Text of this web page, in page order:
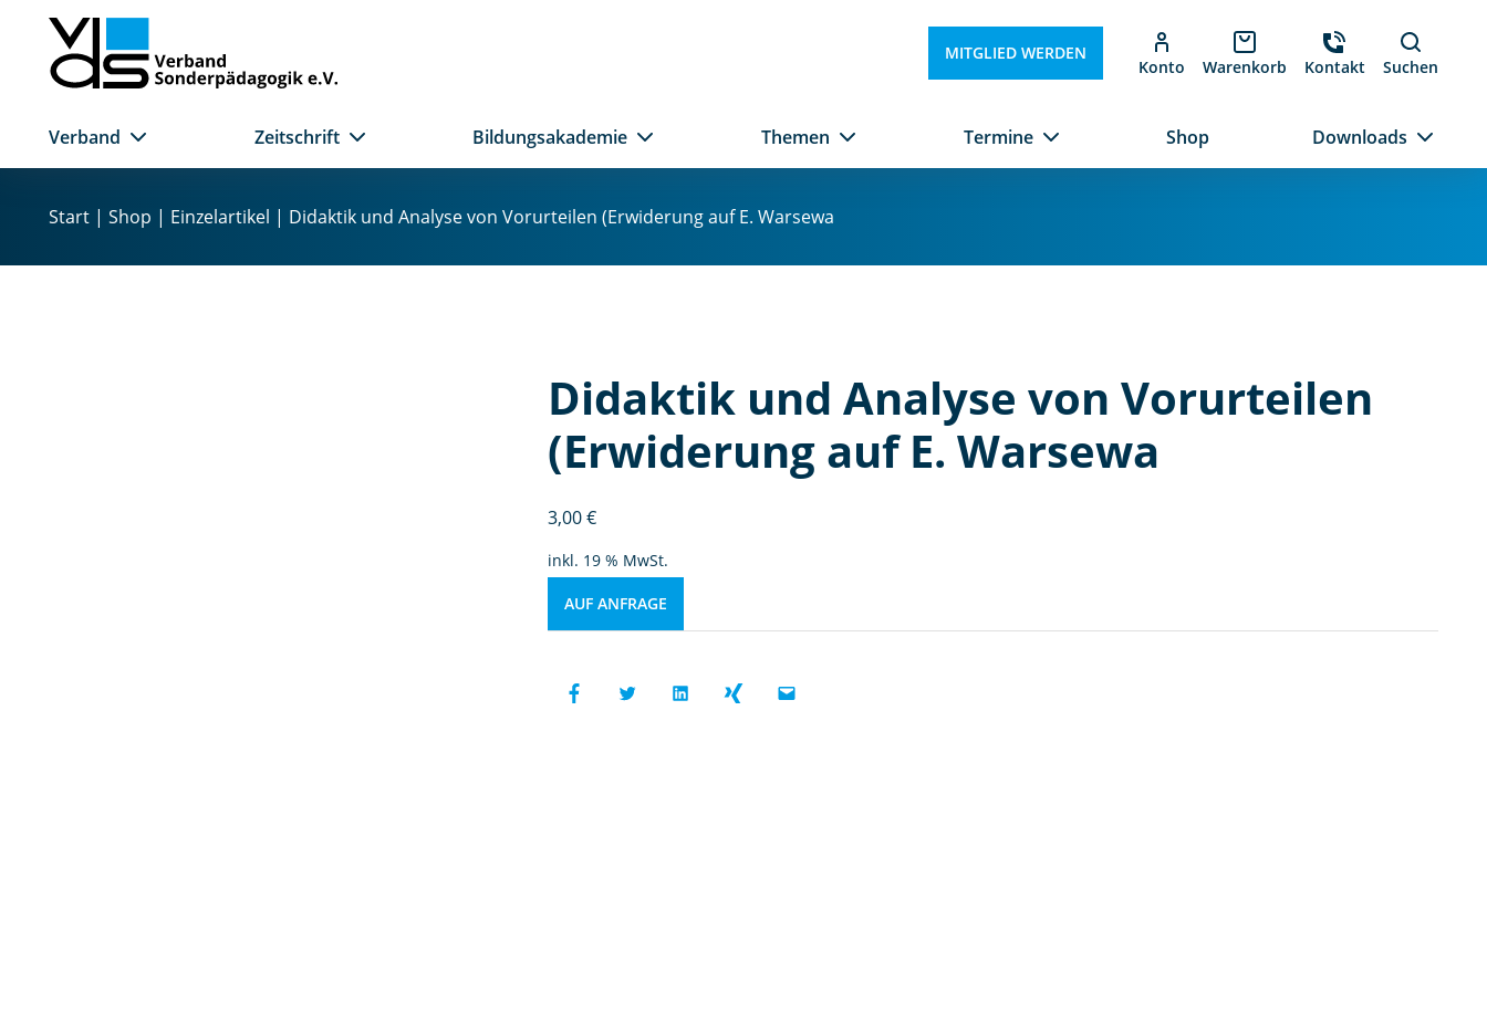
I
MITGLIED WERDEN
Konto Warenkorb Kontakt Suchen
Verband Zeitschrift Bildungsakademie Themen Termine Shop Downloads
Start | Shop | Einzelartikel | Didaktik und Analyse von Vorurteilen (Erwiderung auf E. Warsewa
Didaktik und Analyse von Vorurteilen
(Erwiderung auf E. Warsewa
3,00€
inkl. 19 % MwSt.
AUF ANFRAGE